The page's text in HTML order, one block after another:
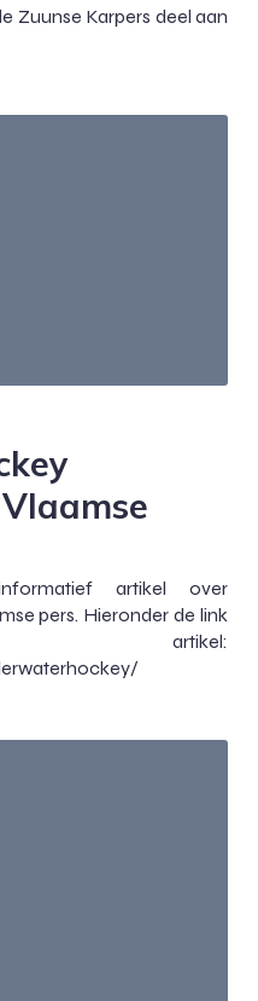
Zuunse Karpers deel aan
artikel over
pers. Hieronder de link
artikel: